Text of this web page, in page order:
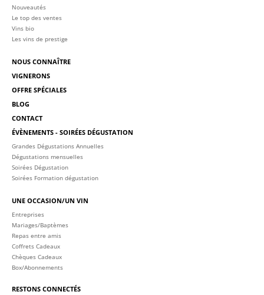
Nouveautés
Le top des ventes
Vins bio
Les vins de prestige
NOUS CONNAÎTRE
VIGNERONS
OFFRE SPÉCIALES
BLOG
CONTACT
ÉVÈNEMENTS - SOIRÉES DÉGUSTATION
Grandes Dégustations Annuelles
Dégustations mensuelles
Soirées Dégustation
Soirées Formation dégustation
UNE OCCASION/UN VIN
Entreprises
Mariages/Baptèmes
Repas entre amis
Coffrets Cadeaux
Chèques Cadeaux
Box/Abonnements
RESTONS CONNECTÉS